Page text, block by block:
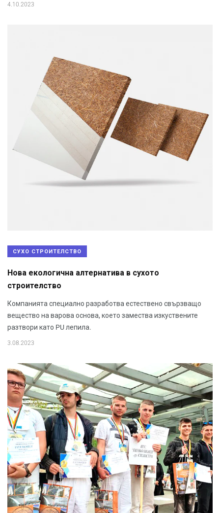
4.10.2023
СУХО СТРОИТЕЛСТВО
Нова екологична алтернатива в сухото
строителство
Компанията специално разработва естествено свързващо
вещество на варова основа, което замества изкуствените
разтвори като PU лепила.
3.08.2023